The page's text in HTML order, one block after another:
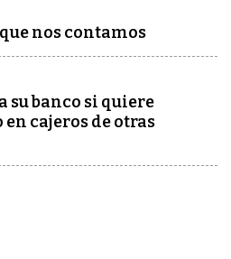
nos contamos
su banco si quiere
cajeros de otras